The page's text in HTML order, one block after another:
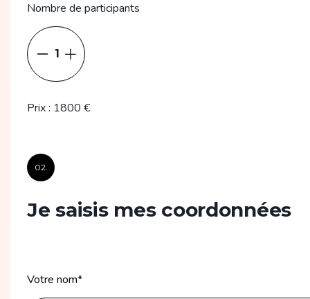
Nombre de participants
1
Prix: 1800 €
02.
Je saisis mes coordonnées
Votre nom*